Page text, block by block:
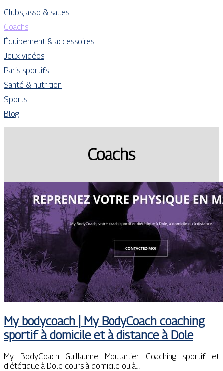
Clubs, asso & salles
Coachs
Équipement & accessoires
Jeux vidéos
Paris sportifs
Santé & nutrition
Sports
Blog
Coachs
My bodycoach | My BodyCoach coaching
sportif à domicile et à distance à Dole
My BodyCoach Guillaume Moutarlier Coaching sportif et
diététique à Dole cours à domicile ou à…